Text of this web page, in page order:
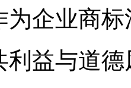
为企业商标
利益与道